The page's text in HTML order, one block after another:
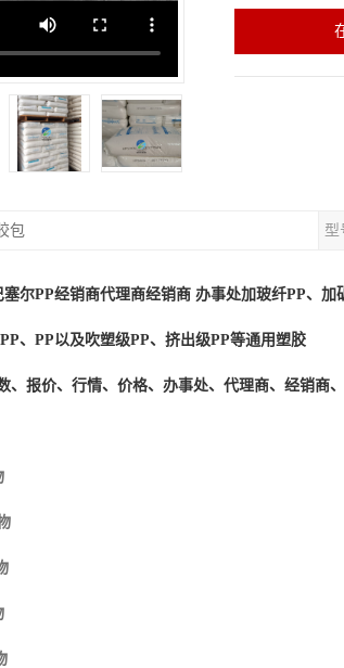
包 型
塞尔PP经销商代理商经销商 办事处加玻纤PP、加
、PP以及吹塑级PP、挤出级PP等通用塑胶
、报价、行情、价格、办事处、代理商、经销商